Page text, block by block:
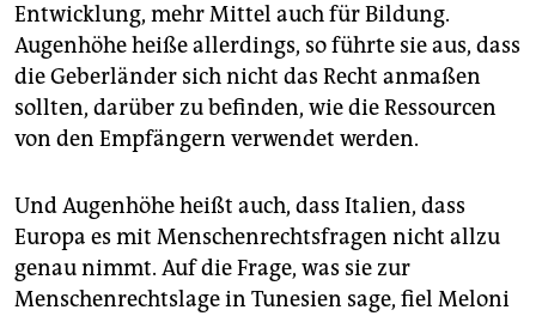
Entwicklung, mehr Mittel auch für Bildung.
Augenhöhe heiße allerdings, so führte sie aus, dass
die Geberländer sich nicht das Recht anmaßen
sollten, darüber zu befinden, wie die Ressourcen
von den Empfängern verwendet werden.
Und Augenhöhe heißt auch, dass Italien, dass
Europa es mit Menschenrechtsfragen nicht allzu
genau nimmt. Auf die Frage, was sie zur
Menschenrechtslage in Tunesien sage, fiel Meloni